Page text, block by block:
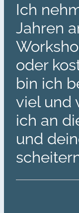
Ich
Jahren
oder
bin ich
viel und
ich an
und